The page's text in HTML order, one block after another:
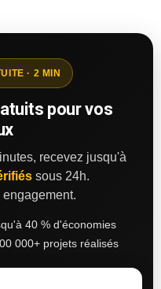
· 2 MIN
pour vos
recevez jusqu'à
sous 24h.
40 % d'économies
000+ projets réalisés